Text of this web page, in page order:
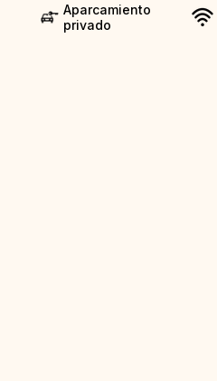
Aparcamiento
privado